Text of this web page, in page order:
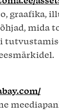
graafika,
mida